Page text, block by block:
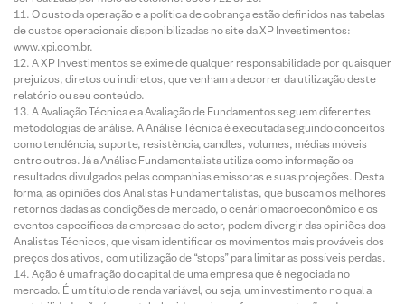
O custo da operação e a política de cobrança estão definidos nas tabelas
de custos operacionais disponibilizadas no site da XP Investimentos:
www.xpi.com.br.
A XP Investimentos se exime de qualquer responsabilidade por quaisquer
prejuízos, diretos ou indiretos, que venham a decorrer da utilização deste
relatório ou seu conteúdo.
A Avaliação Técnica e a Avaliação de Fundamentos seguem diferentes
metodologias de análise. A Análise Técnica é executada seguindo conceitos
como tendência, suporte, resistência, candles, volumes, médias móveis
entre outros. Já a Análise Fundamentalista utiliza como informação os
resultados divulgados pelas companhias emissoras e suas projeções. Desta
forma, as opiniões dos Analistas Fundamentalistas, que buscam os melhores
retornos dadas as condições de mercado, o cenário macroeconômico e os
eventos específicos da empresa e do setor, podem divergir das opiniões dos
Analistas Técnicos, que visam identificar os movimentos mais prováveis dos
preços dos ativos, com utilização de “stops” para limitar as possíveis perdas.
Ação é uma fração do capital de uma empresa que é negociada no
mercado. É um título de renda variável, ou seja, um investimento no qual a